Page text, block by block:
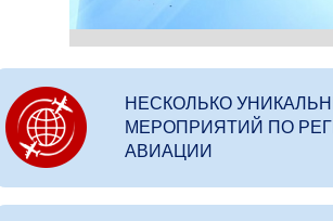
НЕСКОЛЬКО
МЕРОПРИЯТИЙ ПО
АВИАЦИИ